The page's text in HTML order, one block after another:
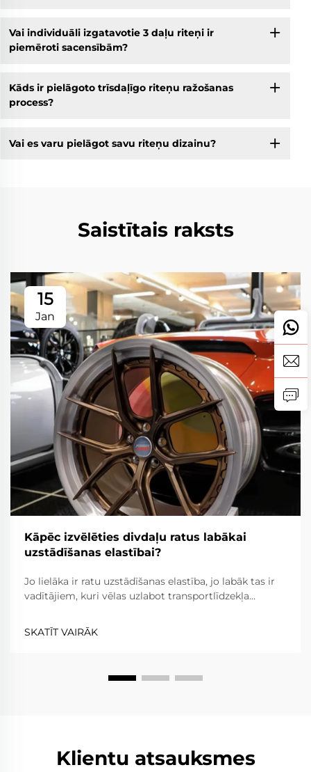
Vai individuāli izgatavotie 3 daļu riteņi ir
piemēroti sacensībām?
Kāds ir pielāgoto trīsdaļīgo riteņu ražošanas
process?
Vai es varu pielāgot savu riteņu dizainu?
Saistītais raksts
15
Jan
Kāpēc izvēlēties divdaļu ratus labākai
uzstādīšanas elastībai?
Jo lielāka ir ratu uzstādīšanas elastība, jo labāk tas ir
vadītājiem, kuri vēlas uzlabot transportlīdzekļa
Divdaļu rati ir elastīgāki nekā viendaļas rati, jo rata
spieķi un apvalks ir atdalīti, kamēr...
SKATĪT VAIRĀK
Klientu atsauksmes